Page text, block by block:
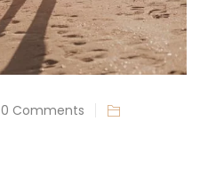
0 Comments